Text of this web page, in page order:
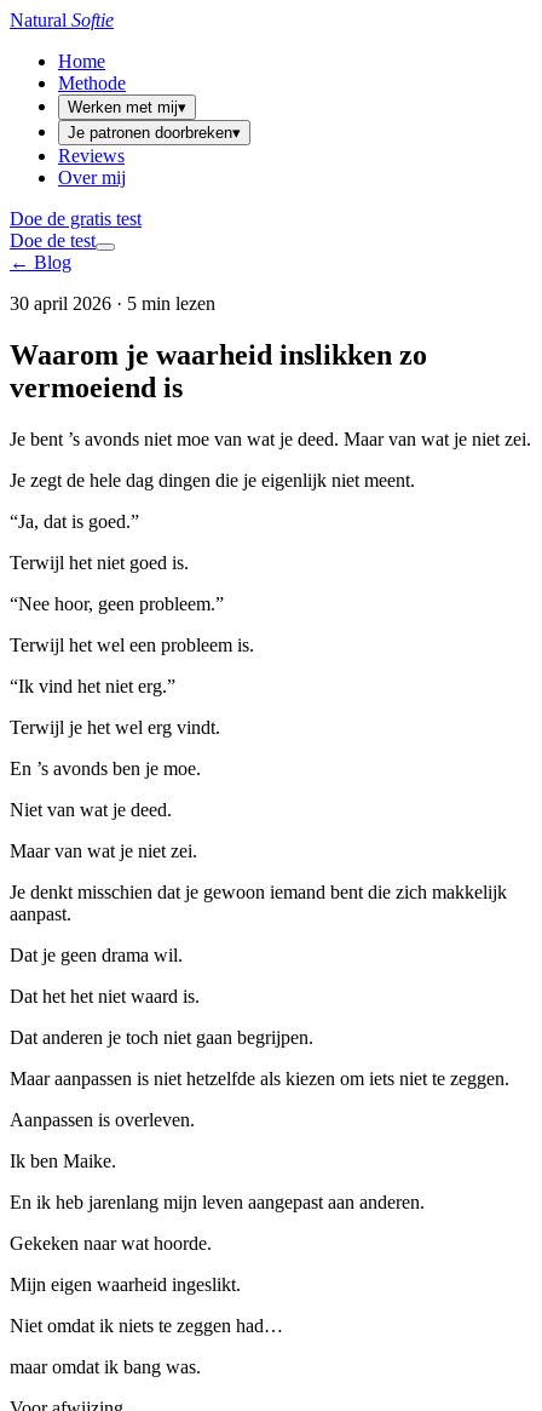
Natural Softie
Home
Methode
Werken met mij▾
Je patronen doorbreken▾
Reviews
Over mij
Doe de gratis test
Doe de test
← Blog
30 april 2026 · 5 min lezen
Waarom je waarheid inslikken zo
vermoeiend is
Je bent ’s avonds niet moe van wat je deed. Maar van wat je niet zei.
Je zegt de hele dag dingen die je eigenlijk niet meent.
“Ja, dat is goed.”
Terwijl het niet goed is.
“Nee hoor, geen probleem.”
Terwijl het wel een probleem is.
“Ik vind het niet erg.”
Terwijl je het wel erg vindt.
En ’s avonds ben je moe.
Niet van wat je deed.
Maar van wat je niet zei.
Je denkt misschien dat je gewoon iemand bent die zich makkelijk
aanpast.
Dat je geen drama wil.
Dat het het niet waard is.
Dat anderen je toch niet gaan begrijpen.
Maar aanpassen is niet hetzelfde als kiezen om iets niet te zeggen.
Aanpassen is overleven.
Ik ben Maike.
En ik heb jarenlang mijn leven aangepast aan anderen.
Gekeken naar wat hoorde.
Mijn eigen waarheid ingeslikt.
Niet omdat ik niets te zeggen had…
maar omdat ik bang was.